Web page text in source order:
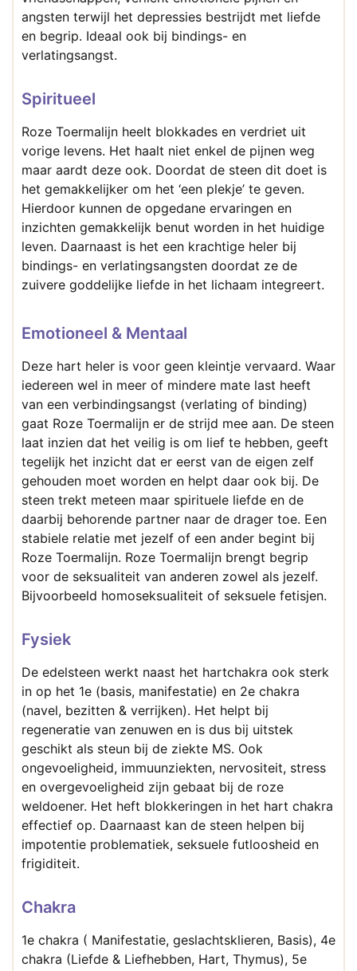
angsten terwijl het depressies bestrijdt met liefde
en begrip. Ideaal ook bij bindings- en
verlatingsangst.
Spiritueel
Roze Toermalijn heelt blokkades en verdriet uit
vorige levens. Het haalt niet enkel de pijnen weg
maar aardt deze ook. Doordat de steen dit doet is
het gemakkelijker om het ‘een plekje’ te geven.
Hierdoor kunnen de opgedane ervaringen en
inzichten gemakkelijk benut worden in het huidige
leven. Daarnaast is het een krachtige heler bij
bindings- en verlatingsangsten doordat ze de
zuivere goddelijke liefde in het lichaam integreert.
Emotioneel & Mentaal
Deze hart heler is voor geen kleintje vervaard. Waar
iedereen wel in meer of mindere mate last heeft
van een verbindingsangst (verlating of binding)
gaat Roze Toermalijn er de strijd mee aan. De steen
laat inzien dat het veilig is om lief te hebben, geeft
tegelijk het inzicht dat er eerst van de eigen zelf
gehouden moet worden en helpt daar ook bij. De
steen trekt meteen maar spirituele liefde en de
daarbij behorende partner naar de drager toe. Een
stabiele relatie met jezelf of een ander begint bij
Roze Toermalijn. Roze Toermalijn brengt begrip
voor de seksualiteit van anderen zowel als jezelf.
Bijvoorbeeld homoseksualiteit of seksuele fetisjen.
Fysiek
De edelsteen werkt naast het hartchakra ook sterk
in op het 1e (basis, manifestatie) en 2e chakra
(navel, bezitten & verrijken). Het helpt bij
regeneratie van zenuwen en is dus bij uitstek
geschikt als steun bij de ziekte MS. Ook
ongevoeligheid, immuunziekten, nervositeit, stress
en overgevoeligheid zijn gebaat bij de roze
weldoener. Het heft blokkeringen in het hart chakra
effectief op. Daarnaast kan de steen helpen bij
impotentie problematiek, seksuele futloosheid en
frigiditeit.
Chakra
1e chakra ( Manifestatie, geslachtsklieren, Basis), 4e
chakra (Liefde & Liefhebben, Hart, Thymus), 5e